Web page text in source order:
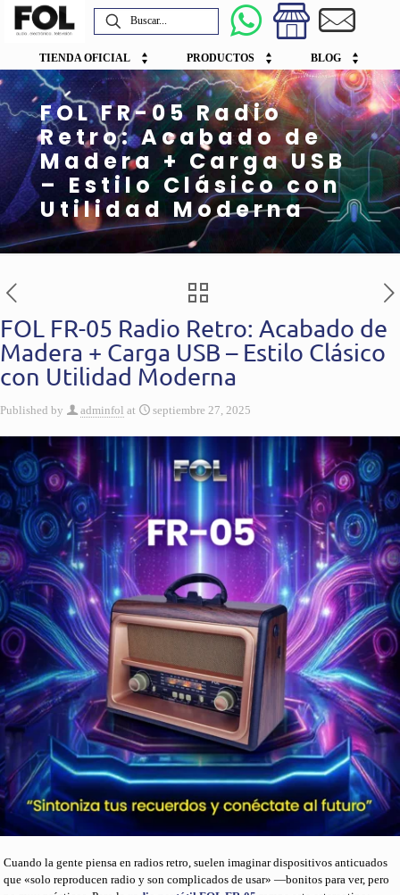
TIENDA OFICIAL PRODUCTOS BLOG
FOL FR-05 Radio
Retro: Acabado de
Madera + Carga USB
– Estilo Clásico con
Utilidad Moderna
FOL FR-05 Radio Retro: Acabado de
Madera + Carga USB – Estilo Clásico
con Utilidad Moderna
Published by adminfol at septiembre 27, 2025
Cuando la gente piensa en radios retro, suelen imaginar dispositivos anticuados
que «solo reproducen radio y son complicados de usar» —bonitos para ver, pero